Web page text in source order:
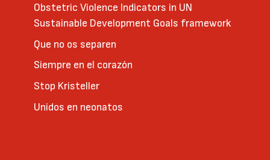
Obstetric Violence Indicators in UN
Sustainable Development Goals framework
Que no os separen
Siempre en el corazón
Stop Kristeller
Unidos en neonatos